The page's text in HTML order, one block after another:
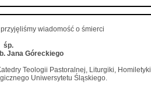
wiadomość o śmierci
śp.
Jana Góreckiego
Teologii Pastoralnej, Liturgiki, Homiletyki
Uniwersytetu Śląskiego.